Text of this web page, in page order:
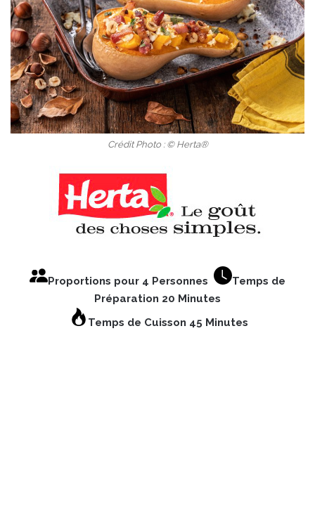
Crédit Photo : © Herta®
Proportions pour 4 Personnes
Temps de
Préparation 20 Minutes
Temps de Cuisson 45 Minutes